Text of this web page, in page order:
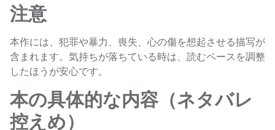
注意
本作には、犯罪や暴力、喪失、心の傷を想起させる描写が
含まれます。気持ちが落ちている時は、読むペースを調整
したほうが安心です。
本の具体的な内容（ネタバレ
控えめ）